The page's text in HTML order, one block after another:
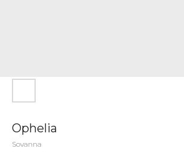
Ophelia
Sovanna